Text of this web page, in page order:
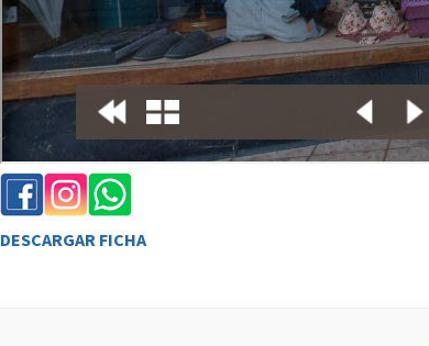
DESCARGAR FICHA